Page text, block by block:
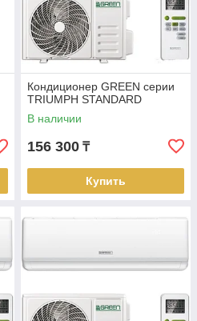
Кондиционер GREEN серии
TRIUMPH STANDARD
В наличии
156 300 ₸
Купить